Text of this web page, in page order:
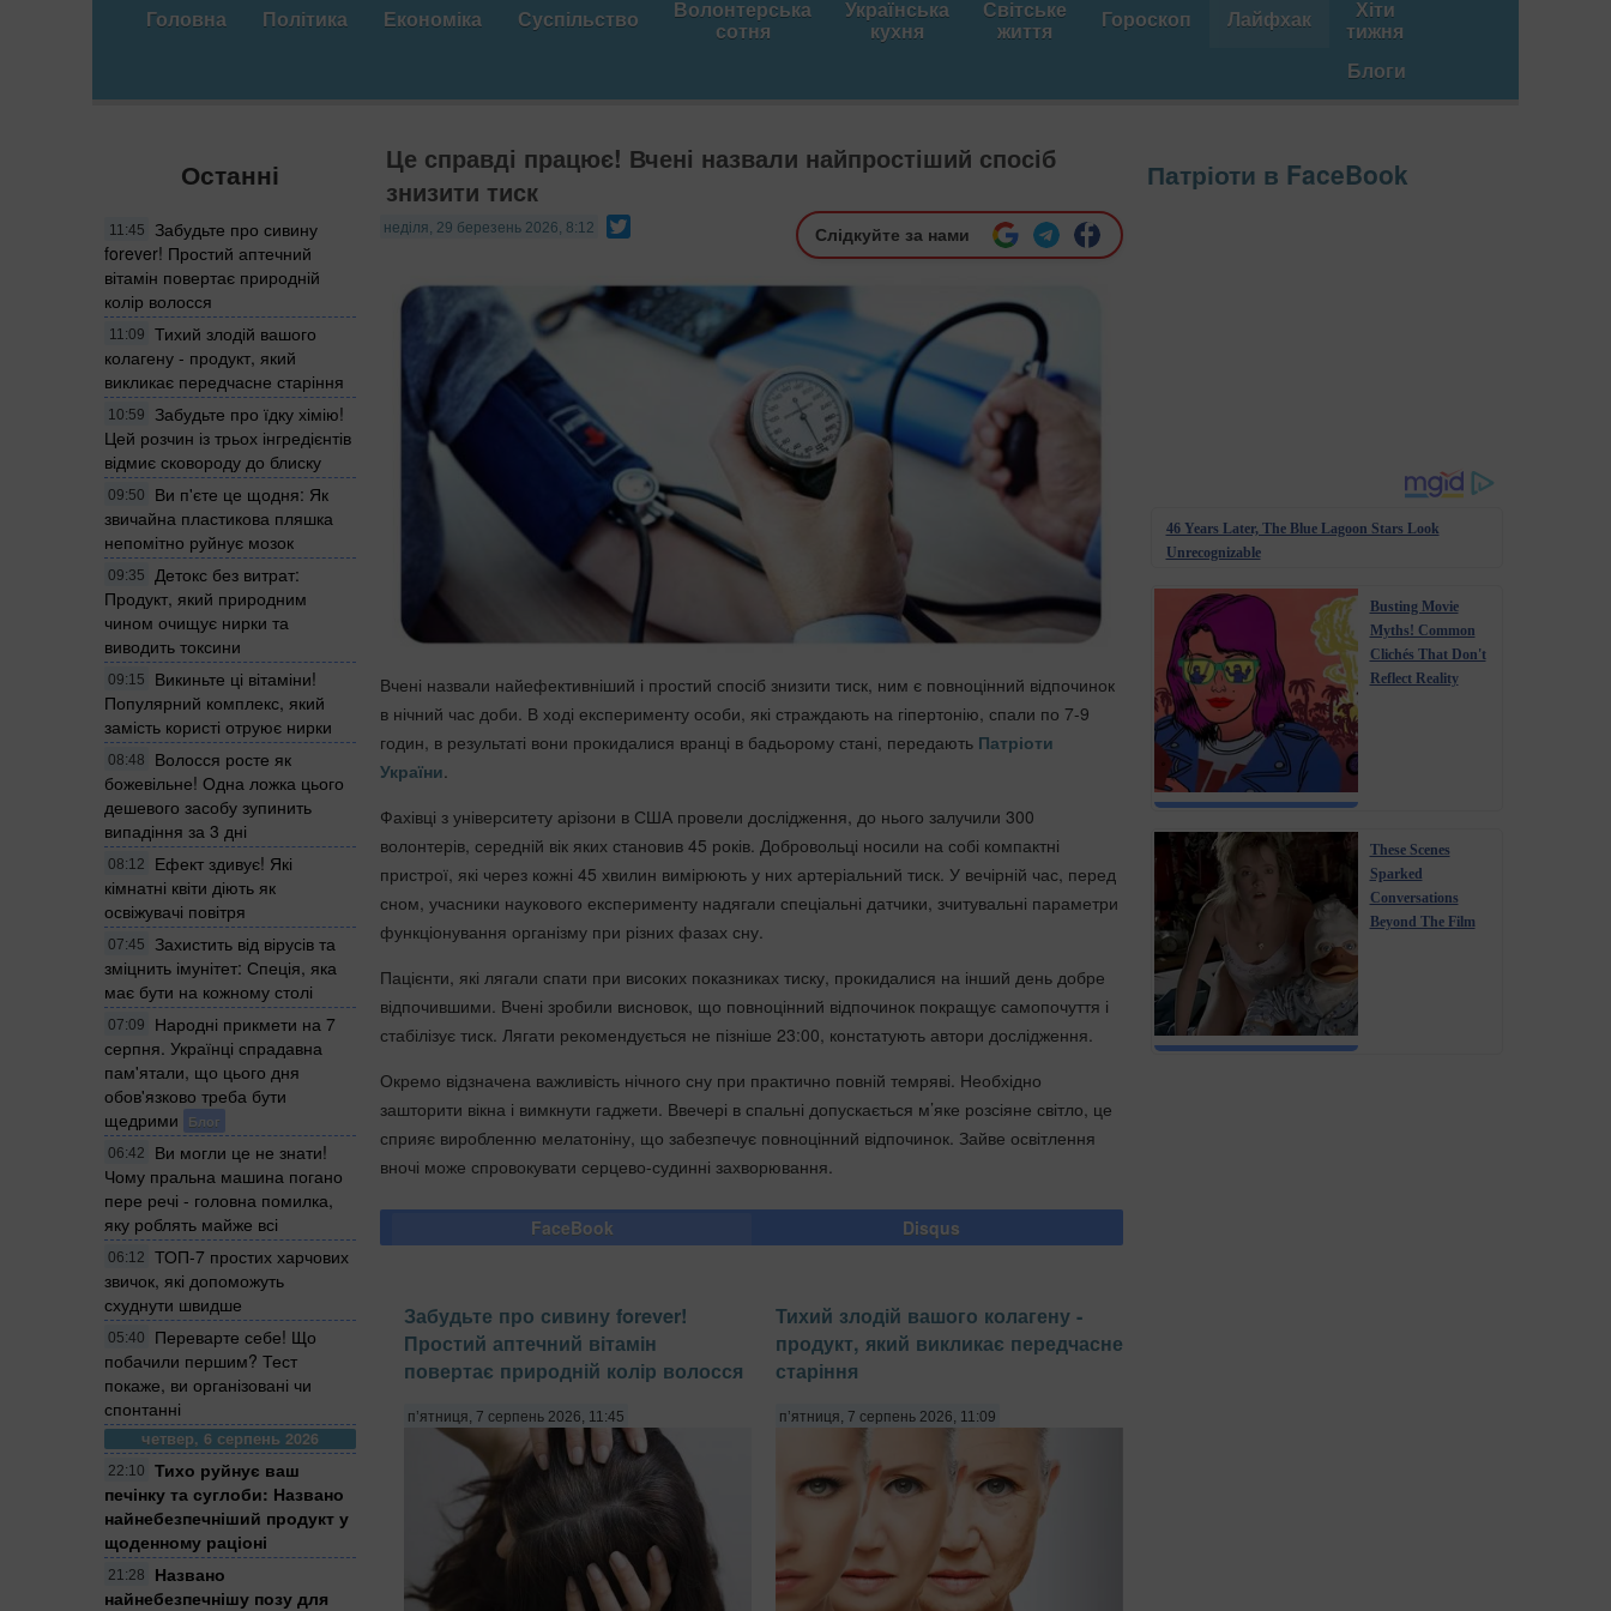
Головна Політика Економіка Суспільство Волонтерська
сотня
Українська
кухня
Світське
життя Гороскоп Лайфхак Хіти
тижня
Блоги
Останні
11:45
Забудьте про сивину
forever! Простий аптечний
вітамін повертає природній
колір волосся
11:09
Тихий злодій вашого
колагену - продукт, який
викликає передчасне старіння
10:59
Забудьте про їдку хімію!
Цей розчин із трьох інгредієнтів
відмиє сковороду до блиску
09:50
Ви п'єте це щодня: Як
звичайна пластикова пляшка
непомітно руйнує мозок
09:35
Детокс без витрат:
Продукт, який природним
чином очищує нирки та
виводить токсини
09:15
Викиньте ці вітаміни!
Популярний комплекс, який
замість користі отруює нирки
08:48
Волосся росте як
божевільне! Одна ложка цього
дешевого засобу зупинить
випадіння за 3 дні
08:12
Ефект здивує! Які
кімнатні квіти діють як
освіжувачі повітря
07:45
Захистить від вірусів та
зміцнить імунітет: Спеція, яка
має бути на кожному столі
07:09
Народні прикмети на 7
серпня. Українці спрадавна
пам'ятали, що цього дня
обов'язково треба бути
щедрими
Блог
06:42
Ви могли це не знати!
Чому пральна машина погано
пере речі - головна помилка,
яку роблять майже всі
06:12
ТОП-7 простих харчових
звичок, які допоможуть
схуднути швидше
05:40
Переварте себе! Що
побачили першим? Тест
покаже, ви організовані чи
спонтанні
четвер, 6 серпень 2026
22:10
Тихо руйнує ваш
печінку та суглоби: Названо
найнебезпечніший продукт у
щоденному раціоні
21:28
Названо
найнебезпечнішу позу для
Це справді працює! Вчені назвали найпростіший спосіб
знизити тиск
неділя, 29 березень 2026, 8:12 Слідкуйте за нами
Вчені назвали найефективніший і простий спосіб знизити тиск, ним є повноцінний відпочинок
в нічний час доби. В ході експерименту особи, які страждають на гіпертонію, спали по 7-9
годин, в результаті вони прокидалися вранці в бадьорому стані, передають Патріоти
України.
Фахівці з університету арізони в США провели дослідження, до нього залучили 300
волонтерів, середній вік яких становив 45 років. Добровольці носили на собі компактні
пристрої, які через кожні 45 хвилин вимірюють у них артеріальний тиск. У вечірній час, перед
сном, учасники наукового експерименту надягали спеціальні датчики, зчитувальні параметри
функціонування організму при різних фазах сну.
Пацієнти, які лягали спати при високих показниках тиску, прокидалися на інший день добре
відпочившими. Вчені зробили висновок, що повноцінний відпочинок покращує самопочуття і
стабілізує тиск. Лягати рекомендується не пізніше 23:00, констатують автори дослідження.
Окремо відзначена важливість нічного сну при практично повній темряві. Необхідно
зашторити вікна і вимкнути гаджети. Ввечері в спальні допускається м’яке розсіяне світло, це
сприяє виробленню мелатоніну, що забезпечує повноцінний відпочинок. Зайве освітлення
вночі може спровокувати серцево-судинні захворювання.
FaceBook Disqus
Забудьте про сивину forever!
Простий аптечний вітамін
повертає природній колір волосся
п’ятниця, 7 серпень 2026, 11:45
Тихий злодій вашого колагену -
продукт, який викликає передчасне
старіння
п’ятниця, 7 серпень 2026, 11:09
Патріоти в FaceBook
46 Years Later, The Blue Lagoon Stars Look
Unrecognizable
Busting Movie
Myths! Common
Clichés That Don't
Reflect Reality
These Scenes
Sparked
Conversations
Beyond The Film